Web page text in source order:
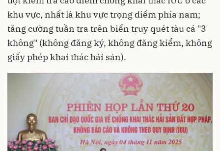
khu vực, nhất là khu vực trọng điểm phía nam;
tăng cường tuần tra trên biển truy quét tàu cá "3
không" (không đăng ký, không đăng kiểm, không
giấy phép khai thác hải sản).